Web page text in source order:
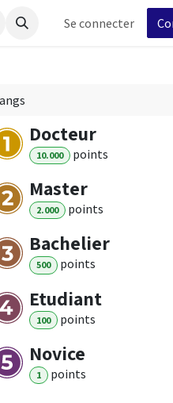
Forum Postes
Se connecter
Docteur
10.000 points
Master
2.000 points
Bachelier
500 points
Etudiant
100 points
Novice
1 points